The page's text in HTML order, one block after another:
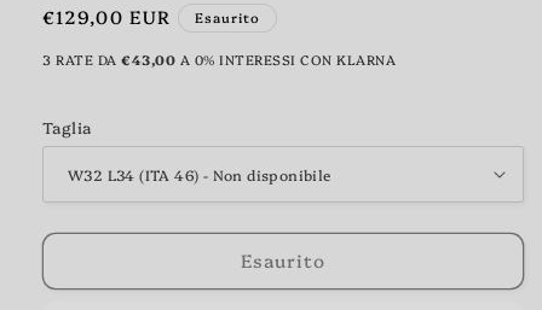
Prezzo
listino
€129,00 EUR Esaurito
3 RATE DA €43,00 A 0% INTERESSI CON KLARNA
Taglia
Esaurito